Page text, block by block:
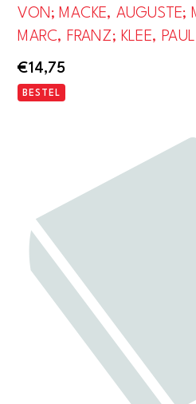
VON; MACKE, AUGUSTE;
MARC, FRANZ; KLEE, PAUL
€14,75
BESTEL